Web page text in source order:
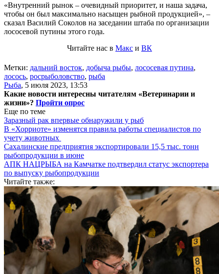
«Внутренний рынок – очевидный приоритет, и наша задача,
чтобы он был максимально насыщен рыбной продукцией», –
сказал Василий Соколов на заседании штаба по организации
лососевой путины этого года.
Читайте нас в Макс и ВК
Метки: дальний восток, добыча рыбы, лососевая путина,
лосось, росрыболовство, рыба
Рыба, 5 июля 2023, 13:53
Какие новости интересны читателям «Ветеринарии и
жизни»? Пройти опрос
Еще по теме
Заразный рак впервые обнаружили у рыб
В «Хорриоте» изменятся правила работы специалистов по
учету животных
Сахалинские предприятия экспортировали 15,5 тыс. тонн
рыбопродукции в июне
АПК НАЦРЫБА на Камчатке подтвердил статус экспортера
по выпуску рыбопродукции
Читайте также: